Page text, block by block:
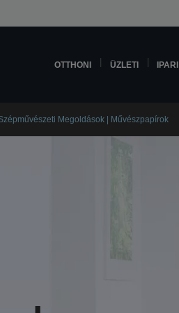
OTTHONI ÜZLETI IPARI
Megoldások | Művészpapírok